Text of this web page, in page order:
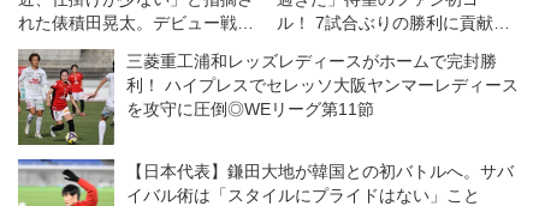
れた俵積田晃太。デビュー戦の
自己評価は「通用するところは
通用したかなと」
ル！ 7試合ぶりの勝利に貢献し
三菱重工浦和レッズレディースがホームで完封勝
利！ ハイプレスでセレッソ大阪ヤンマーレディース
を攻守に圧倒◎WEリーグ第11節
【日本代表】鎌田大地が韓国との初バトルへ。サバ
イバル術は「スタイルにプライドはない」こと